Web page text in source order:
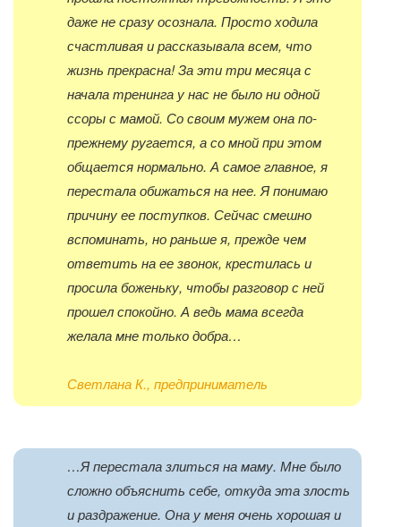
даже не сразу осознала. Просто ходила
счастливая и рассказывала всем, что
жизнь прекрасна! За эти три месяца с
начала тренинга у нас не было ни одной
ссоры с мамой. Со своим мужем она по-
прежнему ругается, а со мной при этом
общается нормально. А самое главное, я
перестала обижаться на нее. Я понимаю
причину ее поступков. Сейчас смешно
вспоминать, но раньше я, прежде чем
ответить на ее звонок, крестилась и
просила боженьку, чтобы разговор с ней
прошел спокойно. А ведь мама всегда
желала мне только добра…
Светлана К., предприниматель
…Я перестала злиться на маму. Мне было
сложно объяснить себе, откуда эта злость
и раздражение. Она у меня очень хорошая и